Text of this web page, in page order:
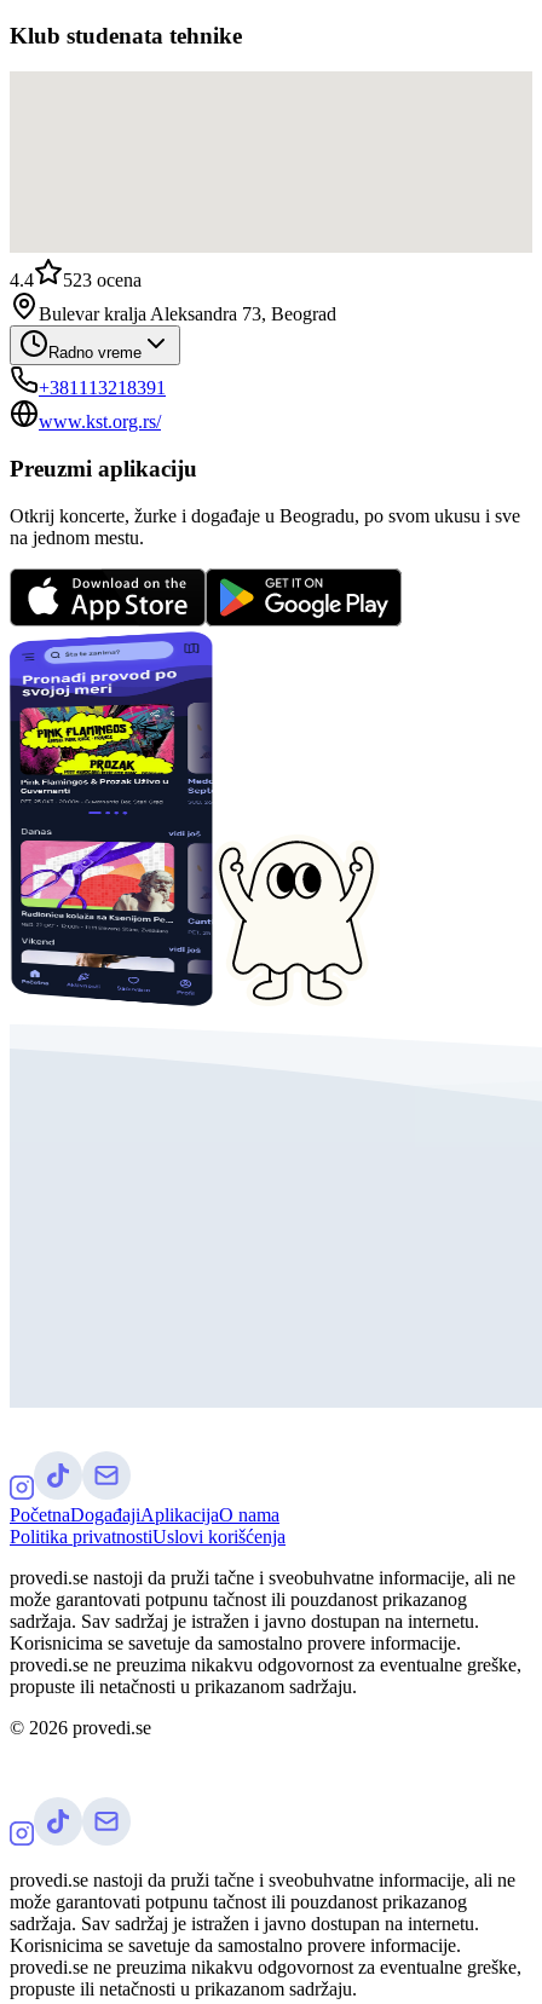
Klub studenata tehnike
4.4 523 ocena
Bulevar kralja Aleksandra 73, Beograd
Radno vreme
+381113218391
www.kst.org.rs/
Preuzmi aplikaciju
Otkrij koncerte, žurke i događaje u Beogradu, po svom ukusu i sve
na jednom mestu.
PočetnaDogađajiAplikacijaO nama
Politika privatnostiUslovi korišćenja
provedi.se nastoji da pruži tačne i sveobuhvatne informacije, ali ne
može garantovati potpunu tačnost ili pouzdanost prikazanog
sadržaja. Sav sadržaj je istražen i javno dostupan na internetu.
Korisnicima se savetuje da samostalno provere informacije.
provedi.se ne preuzima nikakvu odgovornost za eventualne greške,
propuste ili netačnosti u prikazanom sadržaju.
© 2026 provedi.se
provedi.se nastoji da pruži tačne i sveobuhvatne informacije, ali ne
može garantovati potpunu tačnost ili pouzdanost prikazanog
sadržaja. Sav sadržaj je istražen i javno dostupan na internetu.
Korisnicima se savetuje da samostalno provere informacije.
provedi.se ne preuzima nikakvu odgovornost za eventualne greške,
propuste ili netačnosti u prikazanom sadržaju.